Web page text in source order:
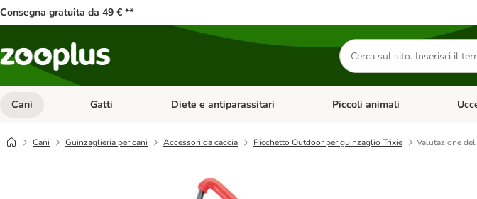
Consegna gratuita da 49 € **
Cerca
prodotti
Cani Apri Menu Categoria: Cani
Gatti Apri Menu Categoria: Gatti
Diete e antiparassitari Apri Menu Categoria: Diete e
Piccoli animali Apri
Cani Guinzaglieria per cani Accessori da caccia Picchetto Outdoor per guinzaglio Trixie Valutazione